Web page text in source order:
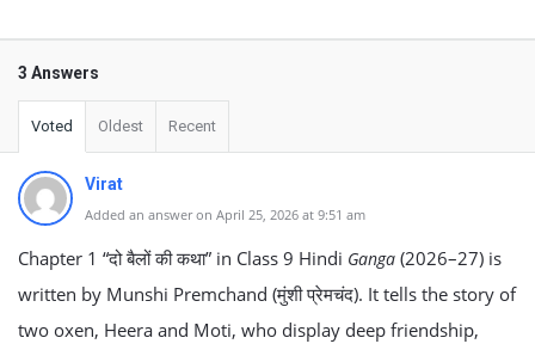
3 Answers
Voted Oldest Recent
Virat
Added an answer on April 25, 2026 at 9:51 am
Chapter 1 “दो बैलों की कथा” in Class 9 Hindi Ganga (2026–27) is
written by Munshi Premchand (मुंशी प्रेमचंद). It tells the story of
two oxen, Heera and Moti, who display deep friendship,